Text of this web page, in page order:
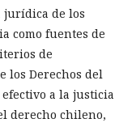
jurídica de los
como fuentes de
de
los Derechos del
efectivo a la justicia
derecho chileno,